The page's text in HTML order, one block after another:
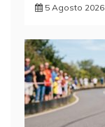
5 Agosto 2026